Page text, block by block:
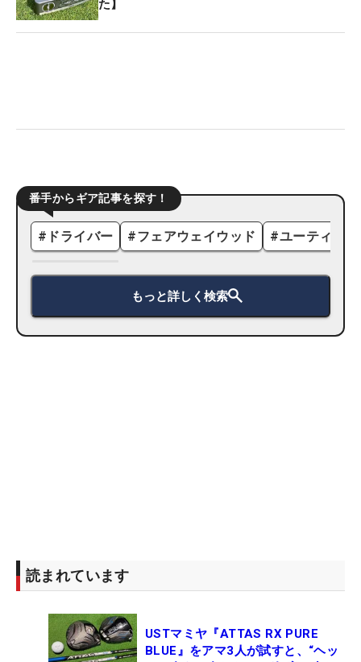
た】
番手からギア記事を探す！
# ドライバー #フェアウェイウッド #ユーティリ
もっと詳しく検索
読まれています
USTマミヤ『ATTAS RX PURE
BLUE』をアマ3人が試すと、“ヘッ